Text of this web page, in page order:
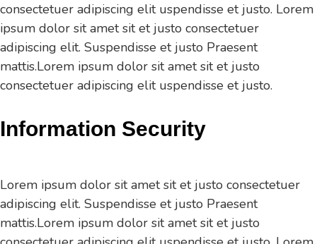
consectetuer adipiscing elit uspendisse et justo. Lorem
ipsum dolor sit amet sit et justo consectetuer
adipiscing elit. Suspendisse et justo Praesent
mattis.Lorem ipsum dolor sit amet sit et justo
consectetuer adipiscing elit uspendisse et justo.
Information Security
Lorem ipsum dolor sit amet sit et justo consectetuer
adipiscing elit. Suspendisse et justo Praesent
mattis.Lorem ipsum dolor sit amet sit et justo